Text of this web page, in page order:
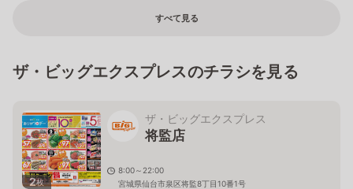
すべて見る
ザ・ビッグエクスプレスのチラシを見る
2枚
ザ・ビッグエクスプレス
将監店
8:00～22:00
宮城県仙台市泉区将監8丁目10番1号